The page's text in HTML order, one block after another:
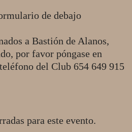
de debajo
a Bastión de Alanos,
por favor póngase en
del Club 654 649 915
para este evento.